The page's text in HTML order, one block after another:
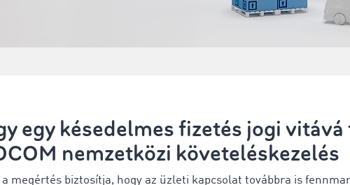
egy késedelmes fizetés jogi
nemzetközi követeléskezelés
megértés biztosítja, hogy az üzleti kapcsolat továbbra is